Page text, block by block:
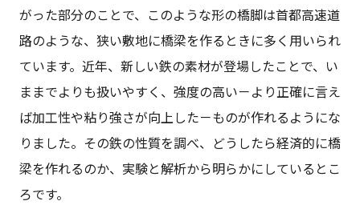
がった部分のことで、このような形の橋脚は首都高速道
路のような、狭い敷地に橋梁を作るときに多く用いられ
ています。近年、新しい鉄の素材が登場したことで、い
ままでよりも扱いやすく、強度の高い－より正確に言え
ば加工性や粘り強さが向上した－ものが作れるようにな
りました。その鉄の性質を調べ、どうしたら経済的に橋
梁を作れるのか、実験と解析から明らかにしているとこ
ろです。